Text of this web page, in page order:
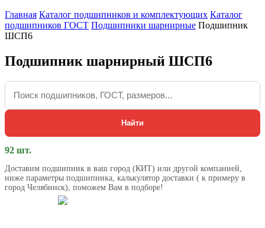
Главная Каталог подшипников и комплектующих Каталог
подшипников ГОСТ Подшипники шарнирные Подшипник
ШСП6
Подшипник шарнирный ШСП6
Найти
92 шт.
Доставим подшипник в ваш город (КИТ) или другой компанией,
ниже параметры подшипника, калькулятор доставки ( к примеру в
город Челябинск), поможем Вам в подборе!